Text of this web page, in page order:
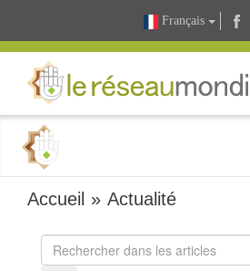
Français
Accueil »Actualité